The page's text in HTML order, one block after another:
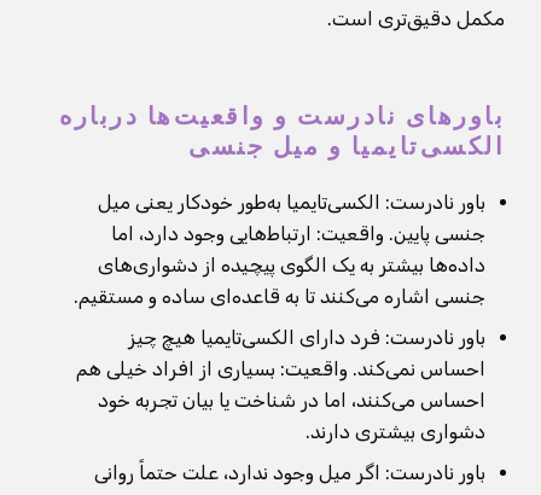
مکمل دقیق‌تری است.
باورهای نادرست و واقعیت‌ها درباره
الکسی‌تایمیا و میل جنسی
باور نادرست: الکسی‌تایمیا به‌طور خودکار یعنی میل
جنسی پایین. واقعیت: ارتباط‌هایی وجود دارد، اما
داده‌ها بیشتر به یک الگوی پیچیده از دشواری‌های
جنسی اشاره می‌کنند تا به قاعده‌ای ساده و مستقیم.
باور نادرست: فرد دارای الکسی‌تایمیا هیچ چیز
احساس نمی‌کند. واقعیت: بسیاری از افراد خیلی هم
احساس می‌کنند، اما در شناخت یا بیان تجربه خود
دشواری بیشتری دارند.
باور نادرست: اگر میل وجود ندارد، علت حتماً روانی